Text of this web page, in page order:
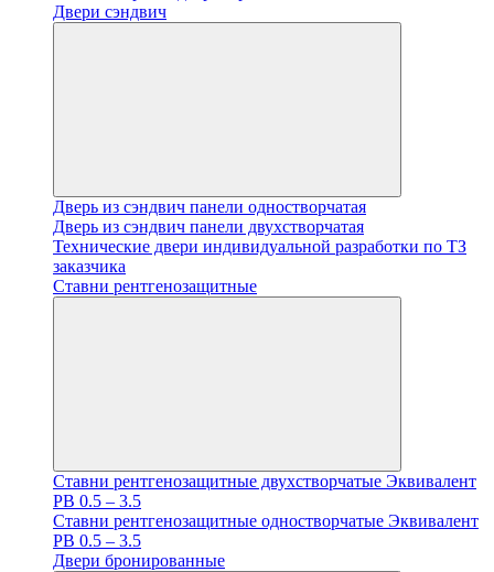
Двери сэндвич
Дверь из сэндвич панели одностворчатая
Дверь из сэндвич панели двухстворчатая
Технические двери индивидуальной разработки по ТЗ
заказчика
Ставни рентгенозащитные
Ставни рентгенозащитные двухстворчатые Эквивалент
PB 0.5 – 3.5
Ставни рентгенозащитные одностворчатые Эквивалент
PB 0.5 – 3.5
Двери бронированные